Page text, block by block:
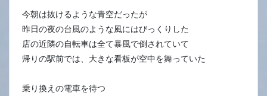
今朝は抜けるような青空だったが
昨日の夜の台風のような風にはびっくりした
店の近隣の自転車は全て暴風で倒されていて
帰りの駅前では、大きな看板が空中を舞っていた
乗り換えの電車を待つ